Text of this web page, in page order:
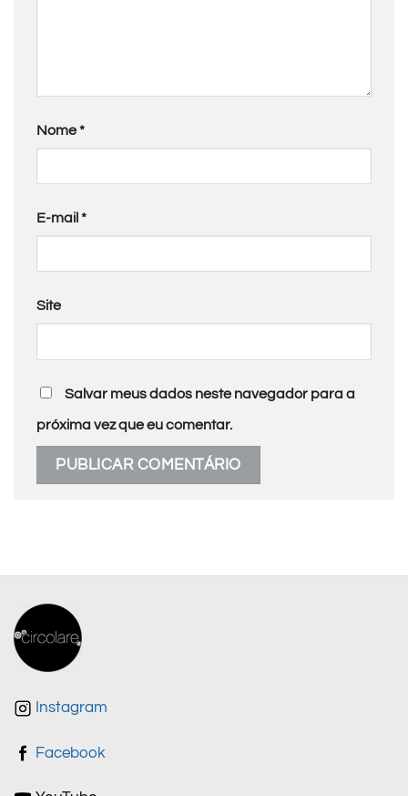
Nome*
E-mail *
Site
Salvar meus dados neste navegador para a
próxima vez que eu comentar.
Instagram
Facebook